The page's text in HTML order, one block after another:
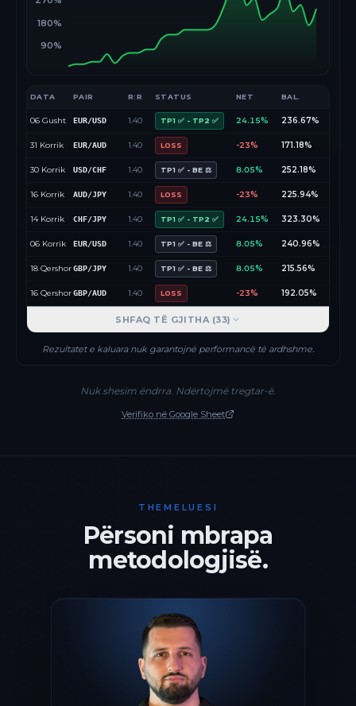
90%
180%
DATA PAIR R:R STATUS NET BAL.
06 Gusht EUR/USD 1.40 TP1 ✅ - TP2 ✅ 24.15% 236.67%
31 Korrik EUR/AUD 1.40 LOSS -23% 171.18%
30 Korrik USD/CHF 1.40 TP1 ✅ - BE ⚖️ 8.05% 252.18%
16 Korrik AUD/JPY 1.40 LOSS -23% 225.94%
14 Korrik CHF/JPY 1.40 TP1 ✅ - TP2 ✅ 24.15% 323.30%
06 Korrik EUR/USD 1.40 TP1 ✅ - BE ⚖️ 8.05% 240.96%
18 QershorGBP/JPY 1.40 TP1 ✅ - BE ⚖️ 8.05% 215.56%
16 QershorGBP/AUD 1.40 LOSS -23% 192.05%
SHFAQ TË GJITHA (33)
Rezultatet e kaluara nuk garantojnë performancë të ardhshme.
Nuk shesim ëndrra. Ndërtojmë tregtar-ë.
Verifiko në Google Sheet
THEMELUESI
Përsoni mbrapa
metodologjisë.